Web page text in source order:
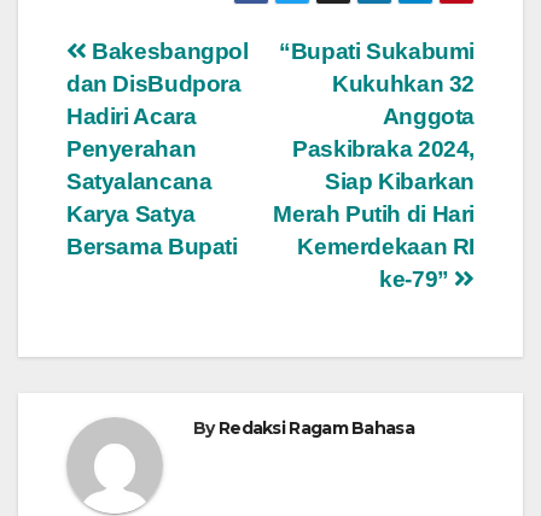
Navigasi
pos
“Bupati Sukabumi
Kukuhkan 32
Anggota
Paskibraka 2024,
Siap Kibarkan
Merah Putih di Hari
Kemerdekaan RI
ke-79”
Bakesbangpol
dan DisBudpora
Hadiri Acara
Penyerahan
Satyalancana
Karya Satya
Bersama Bupati
ByRedaksi Ragam Bahasa